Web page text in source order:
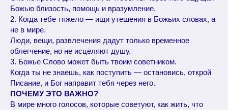
Божью близость, помощь и вразумление.
2. Когда тебе тяжело — ищи утешения в Божьих словах, а
не в мире.
Люди, вещи, развлечения дадут только временное
облегчение, но не исцеляют душу.
3. Божье Слово может быть твоим советником.
Когда ты не знаешь, как поступить — остановись, открой
Писание, и Бог направит тебя через него.
ПОЧЕМУ ЭТО ВАЖНО?
В мире много голосов, которые советуют, как жить, что